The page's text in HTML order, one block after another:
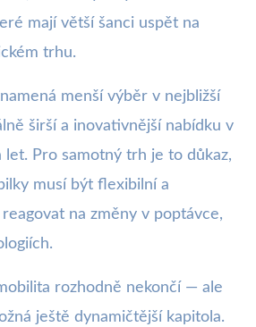
mají větší šanci uspět na
trhu.
menší výběr v nejbližší
širší a inovativnější nabídku v
let. Pro samotný trh je to důkaz,
musí být flexibilní a
na změny v poptávce,
rozhodně nekončí — ale
ještě dynamičtější kapitola.